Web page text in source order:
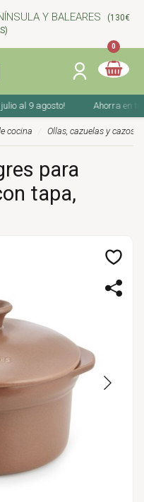
Y BALEARES
(130€
0
al 9 agosto! Ahorra en tu
cocina Ollas, cazuelas y cazos
para
tapa,